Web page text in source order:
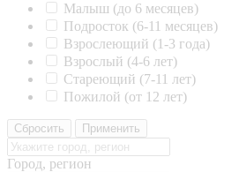
Малыш (до 6 месяцев)
Подросток (6-11 месяцев)
Взрослеющий (1-3 года)
Взрослый (4-6 лет)
Стареющий (7-11 лет)
Пожилой (от 12 лет)
Сбросить Применить
Город, регион